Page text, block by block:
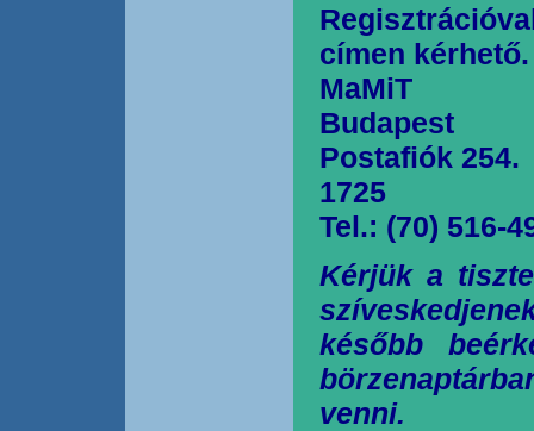
címen kérhető.
MaMiT
Budapest
Postafiók 254.
1725
Tel.: (70) 516-
Kérjük a
később
venni.